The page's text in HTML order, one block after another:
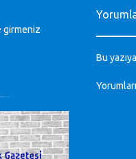
kontrol
kanununda
girmeniz
Bu